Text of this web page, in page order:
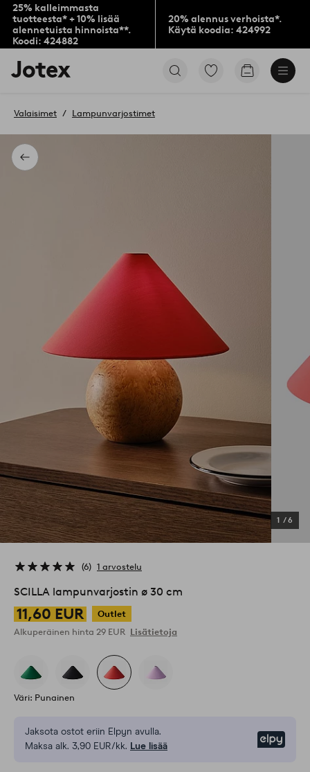
25% kalleimmasta
tuotteesta* + 10% lisää
alennetuista hinnoista**.
Koodi: 424882
20% alennus verhoista*.
Käytä koodia: 424992
Jotex-
logo
aloitussivulle
Siirry
Siirry
Takaisin
Valaisimet Lampunvarjostimet
1 /6
6 1 arvostelu
SCILLA lampunvarjostin ø 30 cm
11,60 EUR
Outlet
Alkuperäinen hinta 29 EUR Lisätietoja
Väri: Punainen
Jaksota ostot eriin Elpyn avulla.
Maksa alk. 3,90 EUR/kk. Lue lisää